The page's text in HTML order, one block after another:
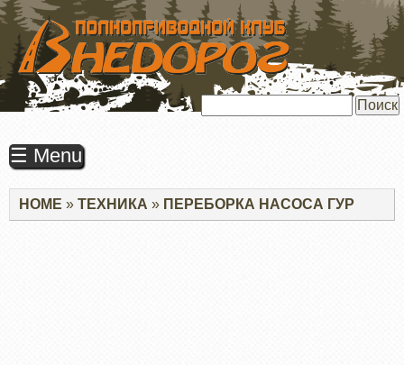
ПЕРЕЙТИ
ОСНОВНОМУ
СОДЕРЖАНИЮ
☰ Menu
Строка
навигации
HOME ТЕХНИКА ПЕРЕБОРКА НАСОСА ГУР